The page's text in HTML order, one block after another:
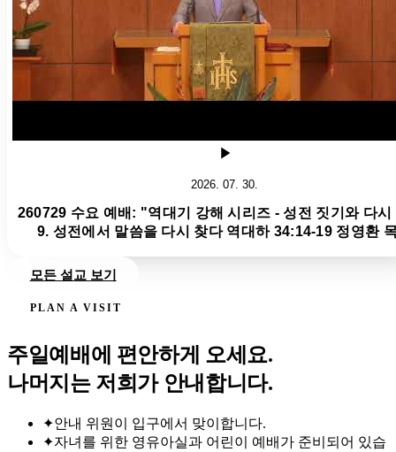
2026. 07. 30.
260729 수요 예배: "역대기 강해 시리즈 - 성전 짓기와 다
9. 성전에서 말씀을 다시 찾다 역대하 34:14-19 정영환
모든 설교 보기
PLAN A VISIT
주일예배에 편안하게 오세요.
나머지는 저희가 안내합니다.
✦안내 위원이 입구에서 맞이합니다.
✦자녀를 위한 영유아실과 어린이 예배가 준비되어 있습